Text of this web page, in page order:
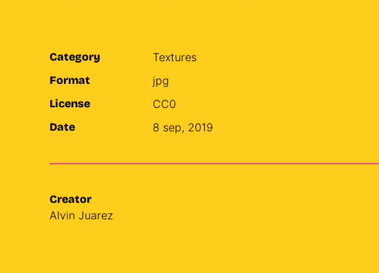
Category Textures
Format jpg
License CC0
Date 8 sep, 2019
Creator
Alvin Juarez